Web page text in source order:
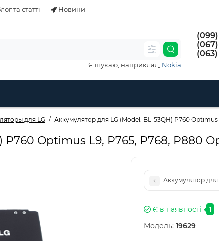
та статті Новини
(063)
Я шукаю, наприклад, Nokia
для LG Аккумулятор для LG (Model: BL-53QH) P760
P760 Optimus L9, P765, P768, P880
Аккумулятор для
Є в наявності 1
Модель: 19629